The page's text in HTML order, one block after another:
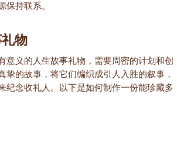
持联系。
物
意义的人生故事礼物，需要周密的计划和创
挚的故事，将它们编织成引人入胜的叙事，
纪念收礼人。以下是如何制作一份能珍藏多